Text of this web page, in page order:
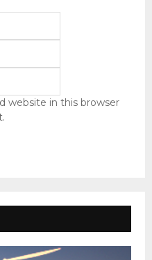
website in this browser